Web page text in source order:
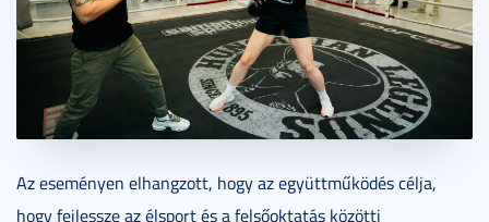
Az eseményen elhangzott, hogy az együttműködés célja,
hogy fejlessze az élsport és a felsőoktatás közötti